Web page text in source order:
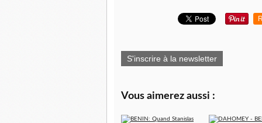
S'inscrire à la newsletter
Vous aimerez aussi :